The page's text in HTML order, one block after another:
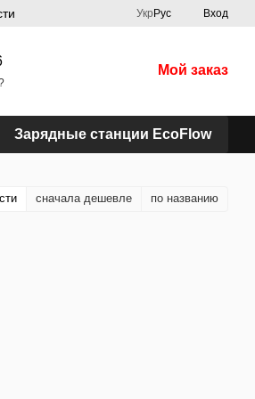
Укр Рус Вход
Мой заказ
Зарядные станции EcoFlow
сначала дешевле по названию